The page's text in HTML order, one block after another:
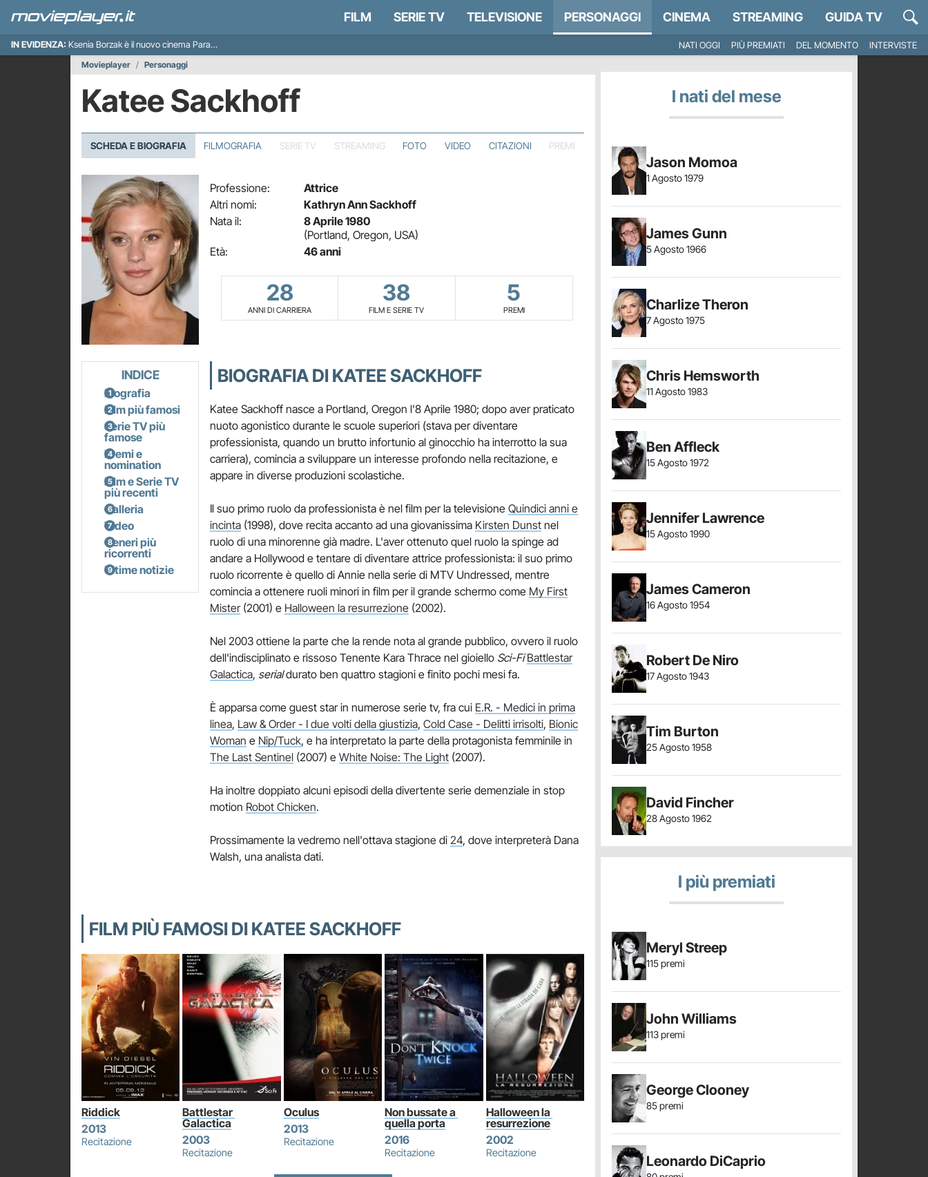
FILM SERIE TV TELEVISIONE PERSONAGGI CINEMA STREAMING GUIDA TV
IN EVIDENZA: Ksenia Borzak è il nuovo cinema Paradiso italiano NATI OGGI PIÙ PREMIATI DEL MOMENTO
INTERVISTE
Movieplayer
Personaggi
Katee Sackhoff
SCHEDA E BIOGRAFIA FILMOGRAFIA SERIE TV STREAMING FOTO VIDEO CITAZIONI PREMI
Professione:
Attrice
Altri nomi:
Kathryn Ann Sackhoff
Nata il:
8 Aprile 1980
(Portland, Oregon, USA)
Età:
46 anni
28
ANNI DI CARRIERA
38
FILM E SERIE TV
5
PREMI
INDICE
Biografia
Film più famosi
Serie TV più
famose
Premi e
nomination
Film e Serie TV
più recenti
Galleria
Video
Generi più
ricorrenti
Ultime notizie
BIOGRAFIA DI KATEE SACKHOFF
Katee Sackhoff nasce a Portland, Oregon l'8 Aprile 1980; dopo aver praticato
nuoto agonistico durante le scuole superiori (stava per diventare
professionista, quando un brutto infortunio al ginocchio ha interrotto la sua
carriera), comincia a sviluppare un interesse profondo nella recitazione, e
appare in diverse produzioni scolastiche.
Il suo primo ruolo da professionista è nel film per la televisione Quindici anni e
incinta (1998), dove recita accanto ad una giovanissima Kirsten Dunst nel
ruolo di una minorenne già madre. L'aver ottenuto quel ruolo la spinge ad
andare a Hollywood e tentare di diventare attrice professionista: il suo primo
ruolo ricorrente è quello di Annie nella serie di MTV Undressed, mentre
comincia a ottenere ruoli minori in film per il grande schermo come My First
Mister(2001) e Halloween la resurrezione (2002).
Nel 2003 ottiene la parte che la rende nota al grande pubblico, ovvero il ruolo
dell'indisciplinato e rissoso Tenente Kara Thrace nel gioiello Sci-Fi Battlestar
Galactica, serialdurato ben quattro stagioni e finito pochi mesi fa.
È apparsa come guest star in numerose serie tv, fra cui E.R. - Medici in prima
linea, Law & Order - I due volti della giustizia, Cold Case - Delitti irrisolti, Bionic
Woman e Nip/Tuck, e ha interpretato la parte della protagonista femminile in
The Last Sentinel (2007) e White Noise: The Light (2007).
Ha inoltre doppiato alcuni episodi della divertente serie demenziale in stop
motion Robot Chicken.
Prossimamente la vedremo nell'ottava stagione di 24, dove interpreterà Dana
Walsh, una analista dati.
FILM PIÙ FAMOSI DI KATEE SACKHOFF
Riddick
2013
Recitazione
Battlestar
Galactica
2003
Recitazione
Oculus
2013
Recitazione
Non bussate a
quella porta
2016
Recitazione
Halloween la
resurrezione
2002
Recitazione
I nati del mese
Jason Momoa
1 Agosto 1979
James Gunn
5 Agosto 1966
Charlize Theron
7 Agosto 1975
Chris Hemsworth
11 Agosto 1983
Ben Affleck
15 Agosto 1972
Jennifer Lawrence
15 Agosto 1990
James Cameron
16 Agosto 1954
Robert De Niro
17 Agosto 1943
Tim Burton
25 Agosto 1958
David Fincher
28 Agosto 1962
I più premiati
Meryl Streep
115 premi
John Williams
113 premi
George Clooney
85 premi
Leonardo DiCaprio